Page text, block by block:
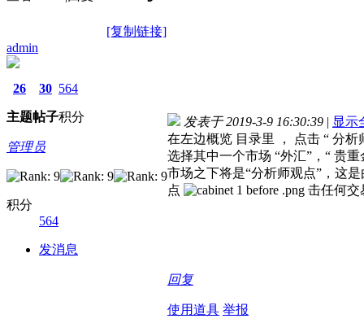
[复制链接]
admin
26
主题
30
帖子
564
积分
管理员
积分
564
发消息
发表于 2019-3-9 16:30:39 | 显示
在左边概览 目录里 ， 点击 “ 分析
选择其中一个市场 “外汇”，“ 贵重
市场之下将是“分析师观点”，这
点
击任何交
回复
使用道具 举报